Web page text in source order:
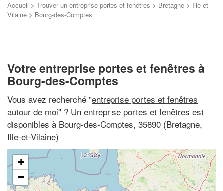
Accueil > Trouver un entreprise portes et fenêtres > Bretagne > Ille-et-
Vilaine > Bourg-des-Comptes
Votre entreprise portes et fenêtres à
Bourg-des-Comptes
Vous avez recherché "entreprise portes et fenêtres
autour de moi" ? Un entreprise portes et fenêtres est
disponibles à Bourg-des-Comptes, 35890 (Bretagne,
Ille-et-Vilaine)
+
−